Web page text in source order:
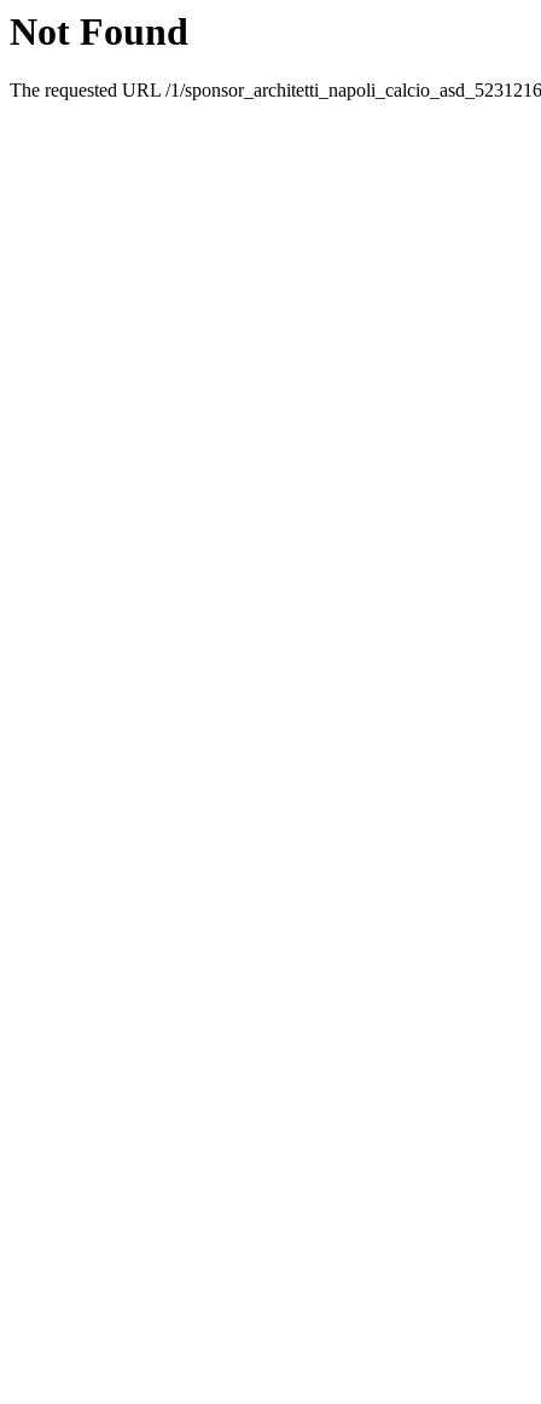
Not Found
The requested URL /1/